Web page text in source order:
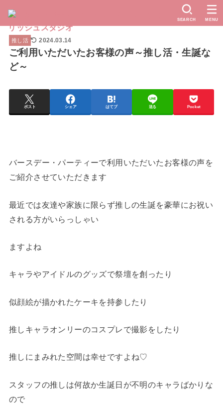
SEARCH MENU
推し活 2024.03.14
ご利用いただいたお客様の声～推し活・生誕な
ど～
ポスト シェア はてブ 送る Pocket
バースデー・パーティーで利用いただいたお客様の声を
ご紹介させていただきます
最近では友達や家族に限らず推しの生誕を豪華にお祝い
される方がいらっしゃい
ますよね
キャラやアイドルのグッズで祭壇を創ったり
似顔絵が描かれたケーキを持参したり
推しキャラオンリーのコスプレで撮影をしたり
推しにまみれた空間は幸せですよね♡
スタッフの推しは何故か生誕日が不明のキャラばかりな
ので